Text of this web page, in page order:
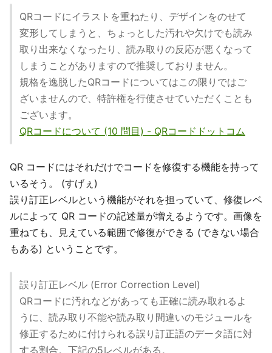
QRコードにイラストを重ねたり、デザインをのせて
変形してしまうと、ちょっとした汚れや欠けでも読み
取り出来なくなったり、読み取りの反応が悪くなって
しまうことがありますので推奨しておりません。
規格を逸脱したQRコードについてはこの限りではご
ざいませんので、特許権を行使させていただくことも
ございます。
QRコードについて (10 問目) - QRコードドットコム
QR コードにはそれだけでコードを修復する機能を持って
いるそう。 (すげぇ)
誤り訂正レベルという機能がそれを担っていて、修復レベ
ルによって QR コードの記述量が増えるようです。画像を
重ねても、見えている範囲で修復ができる (できない場合
もある) ということです。
誤り訂正レベル (Error Correction Level)
QRコードに汚れなどがあっても正確に読み取れるよ
うに、読み取り不能や読み取り間違いのモジュールを
修正するために付けられる誤り訂正語のデータ語に対
する割合。下記の5レベルがある。